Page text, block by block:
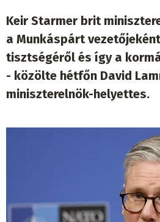
Keir Starmer brit
a Munkáspárt
tisztségéről és így a
- közölte hétfőn David
miniszterelnök-helyettes.